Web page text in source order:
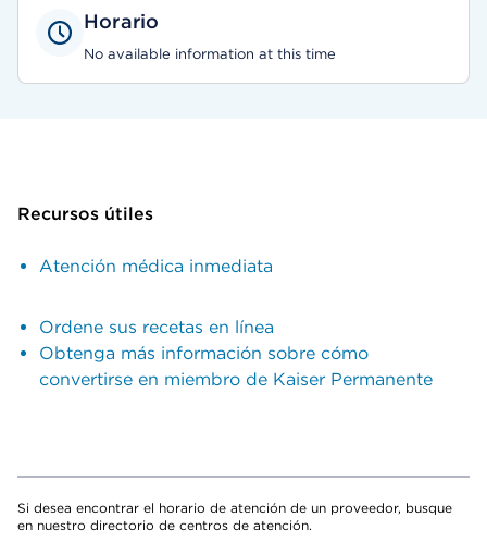
Horario
No available information at this time
Recursos útiles
Atención médica inmediata
Ordene sus recetas en línea
Obtenga más información sobre cómo
convertirse en miembro de Kaiser Permanente
Si desea encontrar el horario de atención de un proveedor, busque
en nuestro directorio de centros de atención.